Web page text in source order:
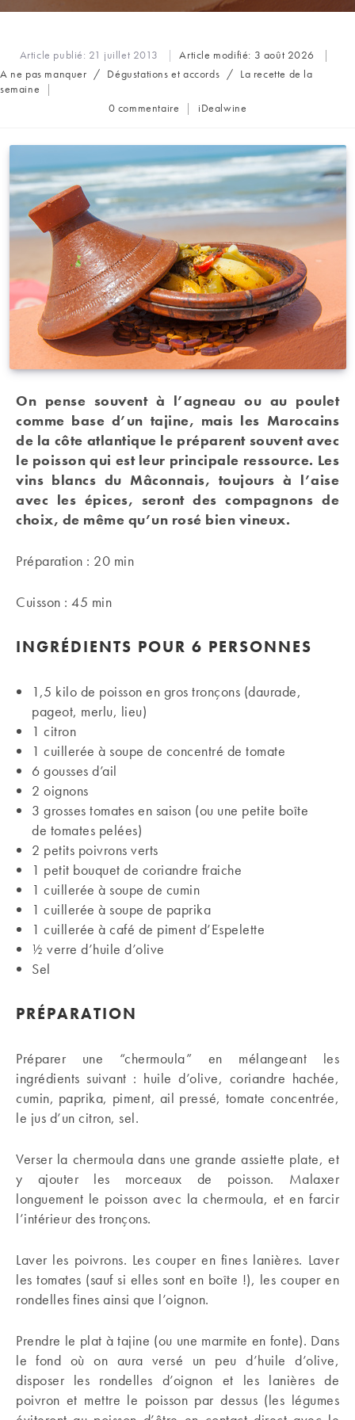
Article publié: 21 juillet 2013 Article modifié: 3 août 2026
Post
category:
A ne pas manquer / Dégustations et accords / La recette de la
semaine
Commentaires
0 commentaire
Auteur/autrice
publication :
iDealwine
On pense souvent à l’agneau ou au poulet
comme base d’un tajine, mais les Marocains
de la côte atlantique le préparent souvent avec
le poisson qui est leur principale ressource. Les
vins blancs du Mâconnais, toujours à l’aise
avec les épices, seront des compagnons de
choix, de même qu’un rosé bien vineux.
Préparation : 20 min
Cuisson : 45 min
INGRÉDIENTS POUR 6 PERSONNES
1,5 kilo de poisson en gros tronçons (daurade,
pageot, merlu, lieu)
1 citron
1 cuillerée à soupe de concentré de tomate
6 gousses d’ail
2 oignons
3 grosses tomates en saison (ou une petite boîte
de tomates pelées)
2 petits poivrons verts
1 petit bouquet de coriandre fraiche
1 cuillerée à soupe de cumin
1 cuillerée à soupe de paprika
1 cuillerée à café de piment d’Espelette
½ verre d’huile d’olive
Sel
PRÉPARATION
Préparer une “chermoula” en mélangeant les
ingrédients suivant : huile d’olive, coriandre hachée,
cumin, paprika, piment, ail pressé, tomate concentrée,
le jus d’un citron, sel.
Verser la chermoula dans une grande assiette plate, et
y ajouter les morceaux de poisson. Malaxer
longuement le poisson avec la chermoula, et en farcir
l’intérieur des tronçons.
Laver les poivrons. Les couper en fines lanières. Laver
les tomates (sauf si elles sont en boîte !), les couper en
rondelles fines ainsi que l’oignon.
Prendre le plat à tajine (ou une marmite en fonte). Dans
le fond où on aura versé un peu d’huile d’olive,
disposer les rondelles d’oignon et les lanières de
poivron et mettre le poisson par dessus (les légumes